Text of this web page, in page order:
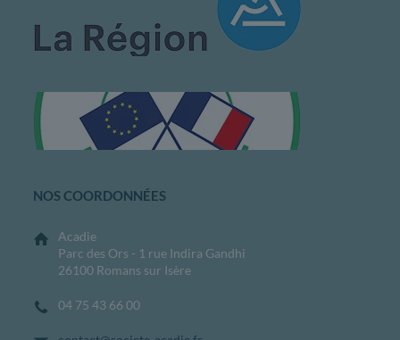
NOS COORDONNÉES
Acadie
Parc des Ors - 1 rue Indira Gandhi
26100 Romans sur Isère
04 75 43 66 00